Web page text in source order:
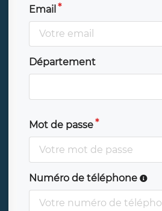
Email
Département
Mot de passe
Numéro de téléphone